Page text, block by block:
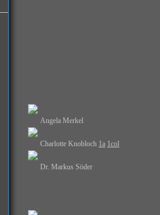
Angela Merkel
Charlotte Knobloch 1a 1col
Dr. Markus Söder